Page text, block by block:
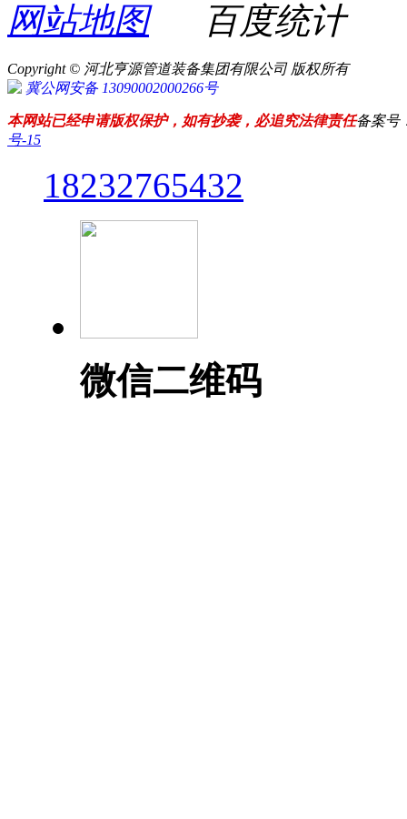
网站地图百度统计
Copyright © 河北亨源管道装备集团有限公司 版权所有
冀公网安备 13090002000266号
本网站已经申请版权保护，如有抄袭，必追究法律责任备案号
号-15
18232765432
微信二维码